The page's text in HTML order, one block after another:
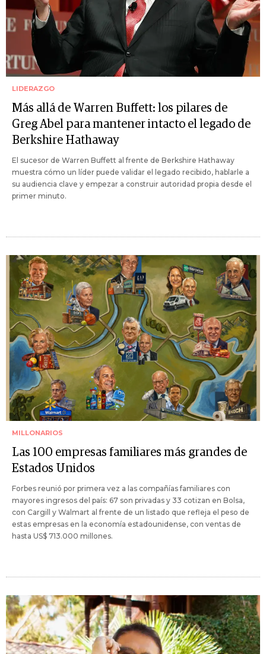
LIDERAZGO
Más allá de Warren Buffett: los pilares de
Greg Abel para mantener intacto el legado de
Berkshire Hathaway
El sucesor de Warren Buffett al frente de Berkshire Hathaway
muestra cómo un líder puede validar el legado recibido, hablarle a
su audiencia clave y empezar a construir autoridad propia desde el
primer minuto.
MILLONARIOS
Las 100 empresas familiares más grandes de
Estados Unidos
Forbes reunió por primera vez a las compañías familiares con
mayores ingresos del país: 67 son privadas y 33 cotizan en Bolsa,
con Cargill y Walmart al frente de un listado que refleja el peso de
estas empresas en la economía estadounidense, con ventas de
hasta US$ 713.000 millones.